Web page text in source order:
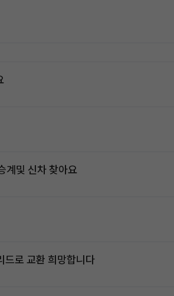
계및 신차 찾아요
드로 교환 희망합니다